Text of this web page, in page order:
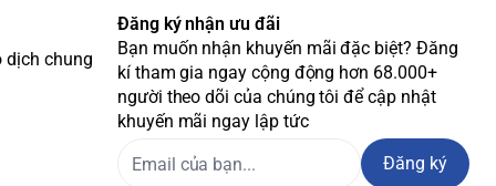
dịch chung
Đăng ký nhận ưu đãi
Bạn muốn nhận khuyến mãi đặc biệt? Đăng
kí tham gia ngay cộng động hơn 68.000+
người theo dõi của chúng tôi để cập nhật
khuyến mãi ngay lập tức
Đăng ký